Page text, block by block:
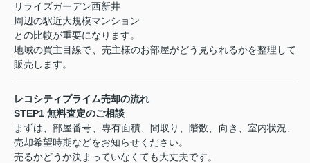
リライズガーデン西新井
周辺の駅近大規模マンション
との比較が重要になります。
地域の買主目線で、売主様のお部屋がどう見られるかを整理して
販売します。
レコシティプライム売却の流れ
STEP1 無料査定のご相談
まずは、部屋番号、専有面積、間取り、階数、向き、室内状況、
売却希望時期などをお知らせください。
売るかどうか決まっていなくても大丈夫です。